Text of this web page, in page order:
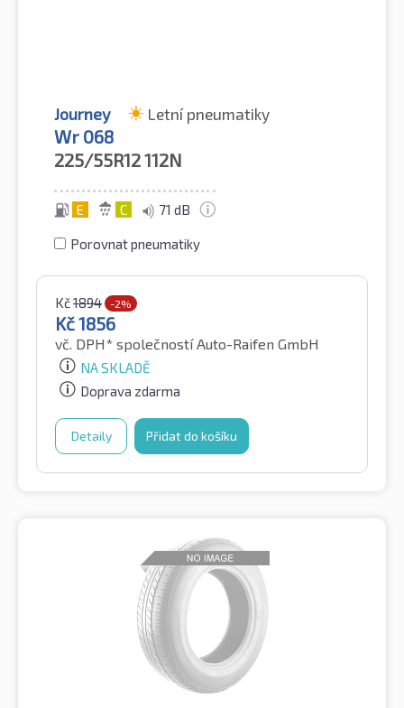
Journey Letní pneumatiky
Wr 068
225/55R12112N
E C 71 dB
Porovnat pneumatiky
Kč1894 -2%
Kč1856
vč. DPH* společností Auto-Raifen GmbH
NA SKLADĚ
Doprava zdarma
Detaily Přidat do košíku